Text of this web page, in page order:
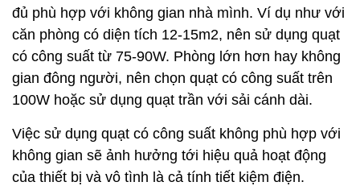
đủ phù hợp với không gian nhà mình. Ví dụ như với
căn phòng có diện tích 12-15m2, nên sử dụng quạt
có công suất từ 75-90W. Phòng lớn hơn hay không
gian đông người, nên chọn quạt có công suất trên
100W hoặc sử dụng quạt trần với sải cánh dài.
Việc sử dụng quạt có công suất không phù hợp với
không gian sẽ ảnh hưởng tới hiệu quả hoạt động
của thiết bị và vô tình là cả tính tiết kiệm điện.